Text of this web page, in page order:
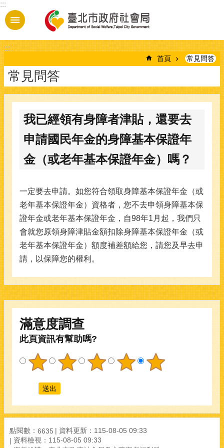
跳到主要內容區塊
:::
:::
首頁 常見問答
常見問答
我已經領有身障者津貼，還要去
申請國民年金的身障基本保證年
金（或老年基本保證年金）嗎？
一定要去申請。如您符合領取身障基本保證年金（或
老年基本保證年金）資格者，您不去申領身障基本保
證年金或老年基本保證年金，自98年1月起，我們只
會就您原領身障津貼金額扣除身障基本保證年金（或
老年基本保證年金）額度補差額給您，請您及早去申
請，以保障您的權利。
滿意度調查
此頁資訊有幫助嗎?
點閱數： 6635
資料更新：115-08-05 09:33
資料檢視：115-08-05 09:33